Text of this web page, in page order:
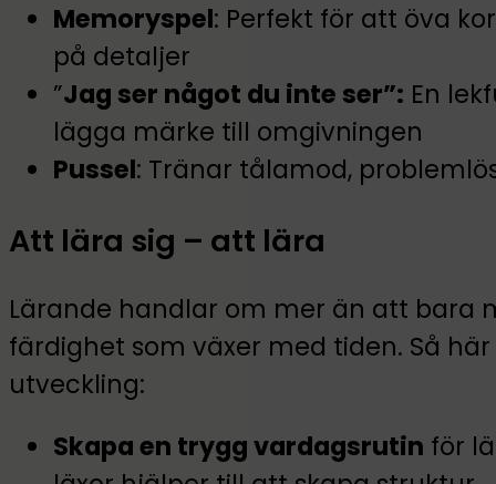
Memoryspel: Perfekt för att öva
på detaljer
”Jag ser något du inte ser”: En
lägga märke till omgivningen
Pussel: Tränar tålamod,
Att lära sig – att lära
Lärande handlar om mer än att bara
färdighet som växer med tiden. Så
utveckling:
Skapa en trygg vardagsrutin för